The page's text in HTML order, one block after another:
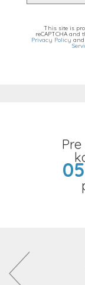
This site is
reCAPTCHA and
Privacy Policy and